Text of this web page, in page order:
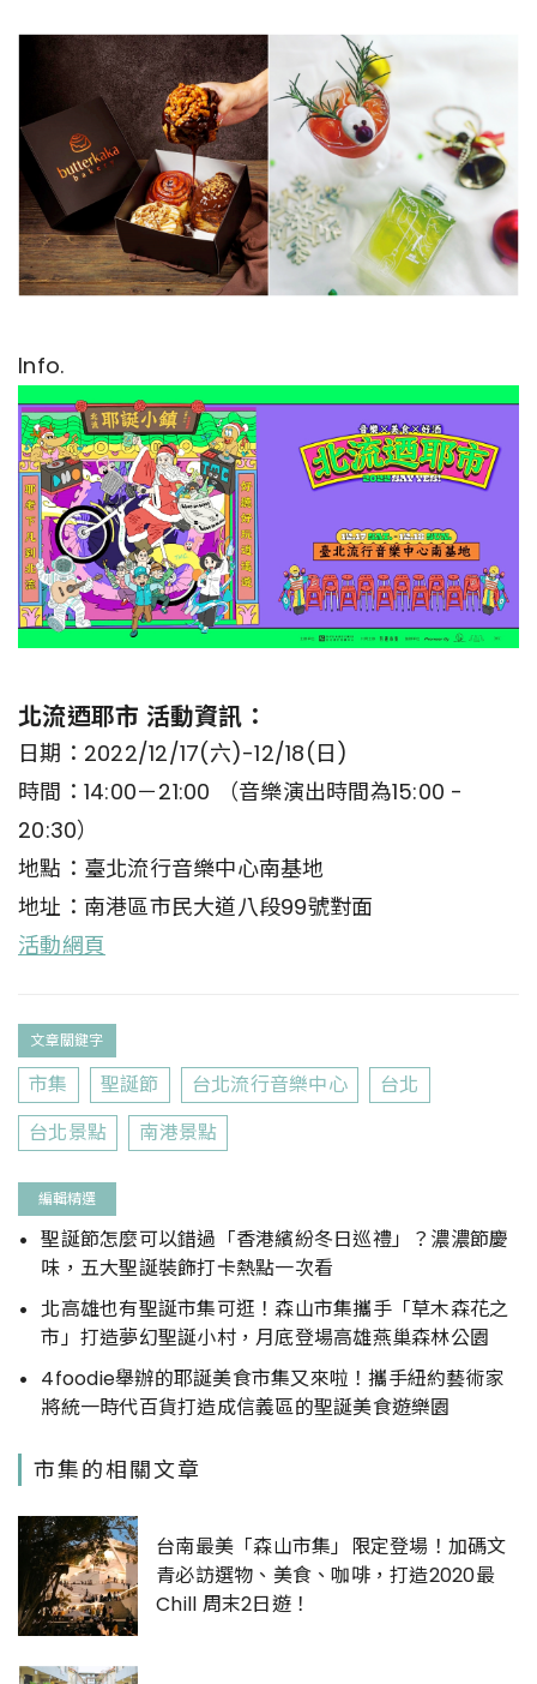
Info.
北流迺耶市 活動資訊：
日期：2022/12/17(六)-12/18(日)
時間：14:00－21:00 （音樂演出時間為15:00 -
20:30）
地點：臺北流行音樂中心南基地
地址：南港區市民大道八段99號對面
活動網頁
文章關鍵字
市集 聖誕節 台北流行音樂中心
台北
台北景點
南港景點
編輯精選
聖誕節怎麼可以錯過「香港繽紛冬日巡禮」？濃濃節慶
味，五大聖誕裝飾打卡熱點一次看
北高雄也有聖誕市集可逛！森山市集攜手「草木森花之
市」打造夢幻聖誕小村，月底登場高雄燕巢森林公園
4foodie舉辦的耶誕美食市集又來啦！攜手紐約藝術家
將統一時代百貨打造成信義區的聖誕美食遊樂園
市集的相關文章
台南最美「森山市集」限定登場！加碼文
青必訪選物、美食、咖啡，打造2020最
Chill 周末2日遊！